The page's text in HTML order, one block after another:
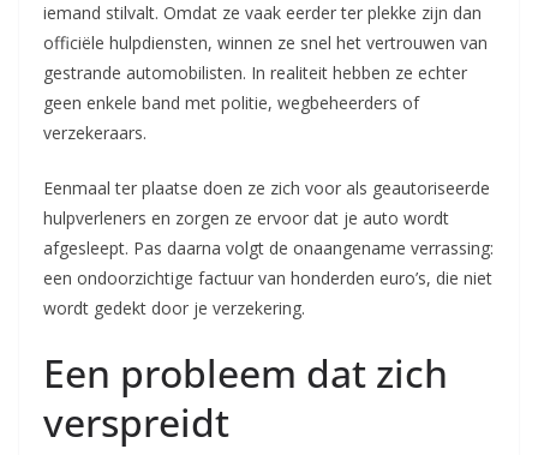
iemand stilvalt. Omdat ze vaak eerder ter plekke zijn dan
officiële hulpdiensten, winnen ze snel het vertrouwen van
gestrande automobilisten. In realiteit hebben ze echter
geen enkele band met politie, wegbeheerders of
verzekeraars.
Eenmaal ter plaatse doen ze zich voor als geautoriseerde
hulpverleners en zorgen ze ervoor dat je auto wordt
afgesleept. Pas daarna volgt de onaangename verrassing:
een ondoorzichtige factuur van honderden euro’s, die niet
wordt gedekt door je verzekering.
Een probleem dat zich
verspreidt